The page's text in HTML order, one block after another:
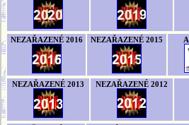
NEZAŘAZENÉ 2016 NEZAŘAZENÉ 2015
NEZAŘAZENÉ 2013 NEZAŘAZENÉ 2012